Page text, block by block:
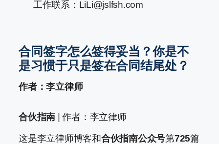
工作联系：LiLi@jslfsh.com
合同签字怎么签得妥当？你是不
是习惯于只是签在合同结尾处？
作者：李立律师
合伙指南 | 作者：李立律师
这是李立律师博客和合伙指南公众号第725篇